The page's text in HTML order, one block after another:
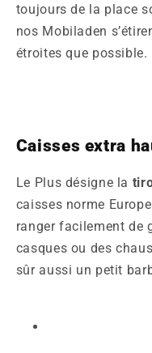
toujours de la place
nos Mobiladen
étroites que possible.
Caisses extra
Le Plus désigne la
caisses norme
ranger facilement de
casques ou des
sûr aussi un petit